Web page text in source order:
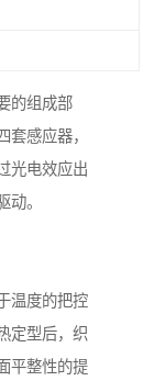
的组成部
感应器，
光电效应出
。
温度的把控
定型后，织
平整性的提